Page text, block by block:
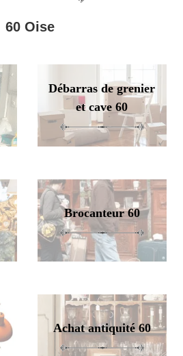
60 Oise
Débarras de grenier
et cave 60
Brocanteur 60
Achat antiquité 60